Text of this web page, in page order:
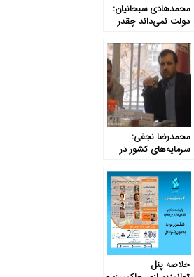
محمدهادی سبحانیان:
دولت نمی‌داند چقدر
می‌دهد
محمدرضا نجفی:
سرمایه‌های کشور در
نظارت‌ناپذیر است
خلاصه پنل